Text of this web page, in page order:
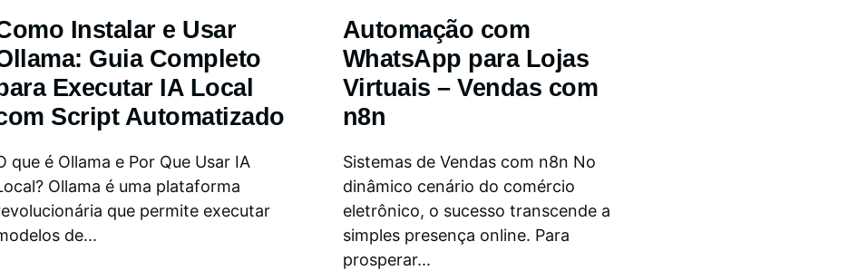
Instalar e Usar
Guia Completo
Executar IA Local
Script Automatizado
que é Ollama e Por Que Usar IA
Ollama é uma plataforma
que permite executar
de...
Automação com
WhatsApp para Lojas
Virtuais – Vendas com
n8n
Sistemas de Vendas com n8n No
dinâmico cenário do comércio
eletrônico, o sucesso transcende a
simples presença online. Para
prosperar...